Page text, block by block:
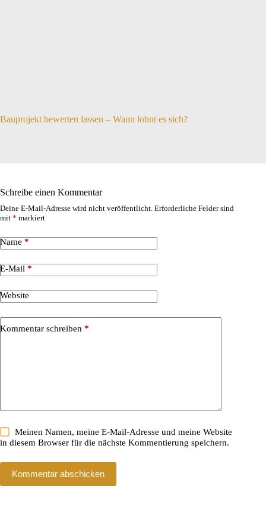
Bauprojekt bewerten lassen – Wann lohnt es sich?
Schreibe einen Kommentar
Deine E-Mail-Adresse wird nicht veröffentlicht. Erforderliche Felder sind
mit * markiert
Name *
E-Mail *
Website
Kommentar schreiben *
Meinen Namen, meine E-Mail-Adresse und meine Website
in diesem Browser für die nächste Kommentierung speichern.
Kommentar abschicken